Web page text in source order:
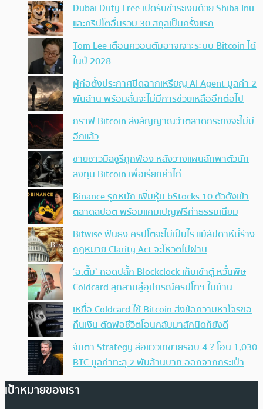
Dubai Duty Free เปิดรับชำระเงินด้วย Shiba Inu
และคริปโตอื่นรวม 30 สกุลเป็นครั้งแรก
Tom Lee เตือนควอนตัมอาจเจาะระบบ Bitcoin ได้
ในปี 2028
ผู้ก่อตั้งประกาศปิดฉากเหรียญ AI Agent มูลค่า 2
พันล้าน พร้อมลั่นจะไม่มีการช่วยเหลืออีกต่อไป
กราฟ Bitcoin ส่งสัญญาณว่าตลาดกระทิงจะไม่มี
อีกแล้ว
ชายชาวมิสซูรีถูกฟ้อง หลังวางแผนลักพาตัวนัก
ลงทุน Bitcoin เพื่อเรียกค่าไถ่
Binance รุกหนัก เพิ่มหุ้น bStocks 10 ตัวดังเข้า
ตลาดสปอต พร้อมแคมเปญฟรีค่าธรรมเนียม
Bitwise ฟันธง คริปโตจะไม่เป็นไร แม้สัปดาห์นี้ร่าง
กฎหมาย Clarity Act จะโหวตไม่ผ่าน
‘อ.ตั๊ม’ ถอดปลั้ก Blockclock เก็บเข้าตู้ หวั่นพิษ
Coldcard ลุกลามสู่อุปกรณ์คริปโทฯ ในบ้าน
เหยื่อ Coldcard ใช้ Bitcoin ส่งข้อความหาโจรขอ
คืนเงิน ตัดพ้อชีวิตโอนกลับมาสักนิดก็ยังดี
จับตา Strategy ส่อแววเทขายรอบ 4 ? โอน 1,030
BTC มูลค่าทะลุ 2 พันล้านบาท ออกจากกระเป๋า
เป้าหมายของเรา